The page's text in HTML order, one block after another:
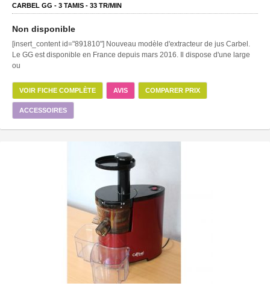
CARBEL GG - 3 TAMIS - 33 TR/MIN
Non disponible
[insert_content id="891810"] Nouveau modèle d'extracteur de jus Carbel.
Le GG est disponible en France depuis mars 2016. Il dispose d'une large
ou
VOIR FICHE COMPLÈTE AVIS COMPARER PRIX
ACCESSOIRES